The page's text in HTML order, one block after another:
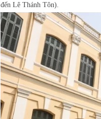
đến Lê Thánh Tôn).